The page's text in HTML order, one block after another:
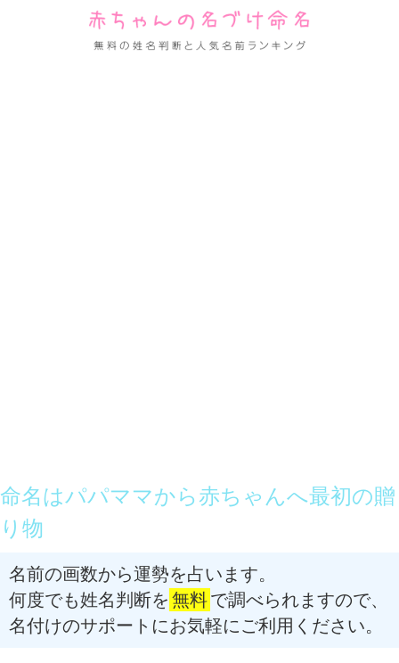
命名はパパママから赤ちゃんへ最初の贈
り物
名前の画数から運勢を占います。
何度でも姓名判断を 無料で調べられますので、
名付けのサポートにお気軽にご利用ください。